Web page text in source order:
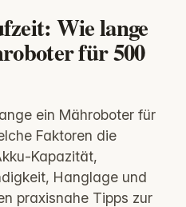
Wie lange
für 500
ein Mähroboter für
Faktoren die
Hanglage und
praxisnahe Tipps zur